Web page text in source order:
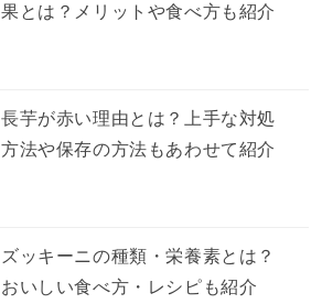
果とは？メリットや食べ方も紹介
長芋が赤い理由とは？上手な対処
方法や保存の方法もあわせて紹介
ズッキーニの種類・栄養素とは？
おいしい食べ方・レシピも紹介